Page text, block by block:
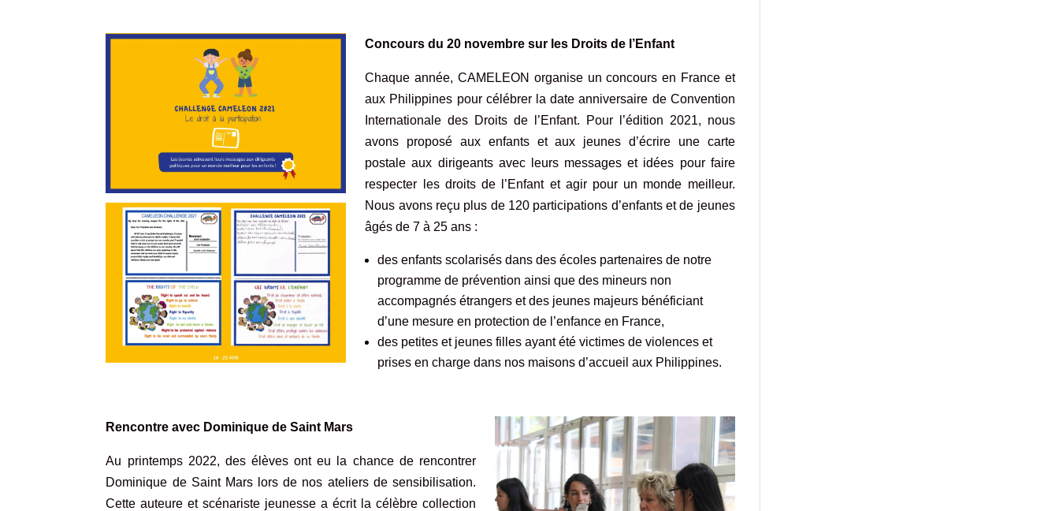
Concours du 20 novembre sur les Droits de l’Enfant
Chaque année, CAMELEON organise un concours en France et
aux Philippines pour célébrer la date anniversaire de Convention
Internationale des Droits de l’Enfant.
Pour l’édition 2021, nous
avons proposé aux enfants et aux jeunes d’écrire une carte
postale aux dirigeants avec leurs messages et idées pour faire
respecter les droits de l’Enfant et agir pour un monde meilleur.
Nous avons reçu plus de 120 participations d’enfants et de jeunes
âgés de 7 à 25 ans :
des enfants scolarisés dans des écoles partenaires de notre
programme de prévention ainsi que des mineurs non
accompagnés étrangers et des jeunes majeurs bénéficiant
d’une mesure en protection de l’enfance en France,
des petites et jeunes filles ayant été victimes de violences et
prises en charge dans nos maisons d’accueil aux Philippines.
Rencontre avec Dominique de Saint Mars
Au printemps 2022, des élèves ont eu la chance de rencontrer
Dominique de Saint Mars lors de nos ateliers de sensibilisation.
Cette auteure et scénariste jeunesse a écrit la célèbre collection